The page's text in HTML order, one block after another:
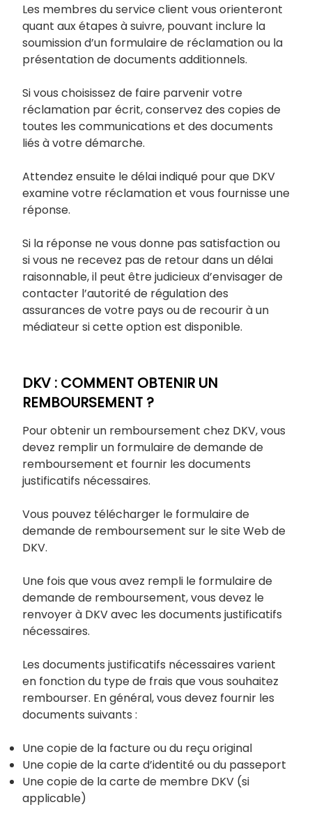
Les membres du service client vous orienteront
quant aux étapes à suivre, pouvant inclure la
soumission d’un formulaire de réclamation ou la
présentation de documents additionnels.
Si vous choisissez de faire parvenir votre
réclamation par écrit, conservez des copies de
toutes les communications et des documents
liés à votre démarche.
Attendez ensuite le délai indiqué pour que DKV
examine votre réclamation et vous fournisse une
réponse.
Si la réponse ne vous donne pas satisfaction ou
si vous ne recevez pas de retour dans un délai
raisonnable, il peut être judicieux d’envisager de
contacter l’autorité de régulation des
assurances de votre pays ou de recourir à un
médiateur si cette option est disponible.
DKV : COMMENT OBTENIR UN
REMBOURSEMENT ?
Pour obtenir un remboursement chez DKV, vous
devez remplir un formulaire de demande de
remboursement et fournir les documents
justificatifs nécessaires.
Vous pouvez télécharger le formulaire de
demande de remboursement sur le site Web de
DKV.
Une fois que vous avez rempli le formulaire de
demande de remboursement, vous devez le
renvoyer à DKV avec les documents justificatifs
nécessaires.
Les documents justificatifs nécessaires varient
en fonction du type de frais que vous souhaitez
rembourser. En général, vous devez fournir les
documents suivants :
Une copie de la facture ou du reçu original
Une copie de la carte d’identité ou du passeport
Une copie de la carte de membre DKV (si
applicable)